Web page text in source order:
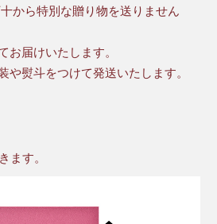
から特別な贈り物を送りません
お届けいたします。
や熨斗をつけて発送いたします。
ます。